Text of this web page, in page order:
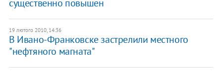
существенно повышен
19 лютого 2010, 14:36
В Ивано-Франковске застрелили местного
"нефтяного магната"